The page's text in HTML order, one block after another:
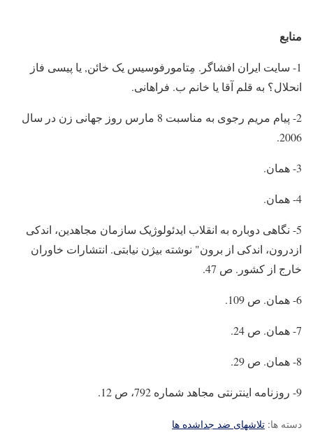
منابع
1- سایت ایران افشاگر. مِتامورفوسیس یک خائن, یا پیسی فاز
انحلال؟ به قلم آقا یا خانم ب. فراهانی.
2- پیام مریم رجوی به مناسبت 8 مارس روز جهانی زن در سال
2006.
3- همان.
4- همان.
5- نگاهی دوباره به انقلاب ایدئولوژیک سازمان مجاهدین، اندکی
ازدرون، اندکی از برون" نوشته بیژن نیابتی. انتشارات خاوران
خارج از کشور. ص 47.
6- همان. ص 109.
7- همان. ص 24.
8- همان. ص 29.
9- روزنامه اینترنتی مجاهد شماره 792، ص 12.
دسته ها: تلاشهای ضد جداشده ها